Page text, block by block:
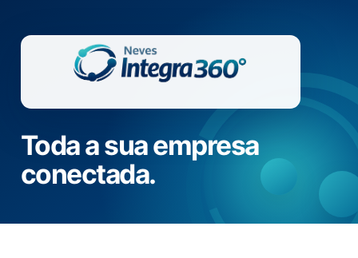
Toda a sua empresa
conectada.